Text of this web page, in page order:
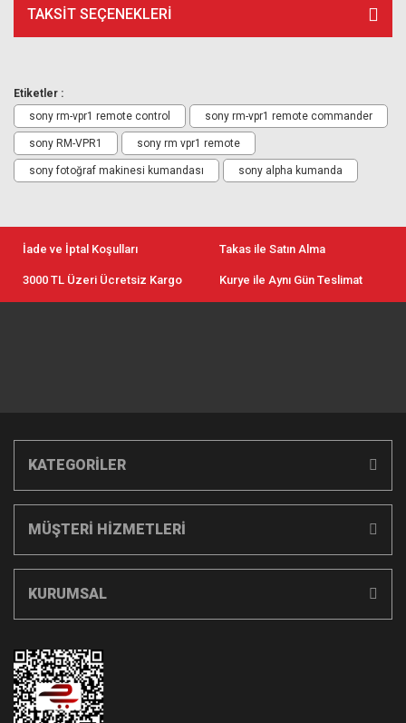
TAKSIT SEÇENEKLERI
Etiketler :
sony rm-vpr1 remote control
sony rm-vpr1 remote commander
sony RM-VPR1 sony rm vpr1 remote
sony fotoğraf makinesi kumandası sony alpha kumanda
İade ve İptal Koşulları Takas ile Satın Alma
3000 TL Üzeri Ücretsiz Kargo Kurye ile Aynı Gün Teslimat
KATEGORİLER
MÜŞTERİ HİZMETLERİ
KURUMSAL